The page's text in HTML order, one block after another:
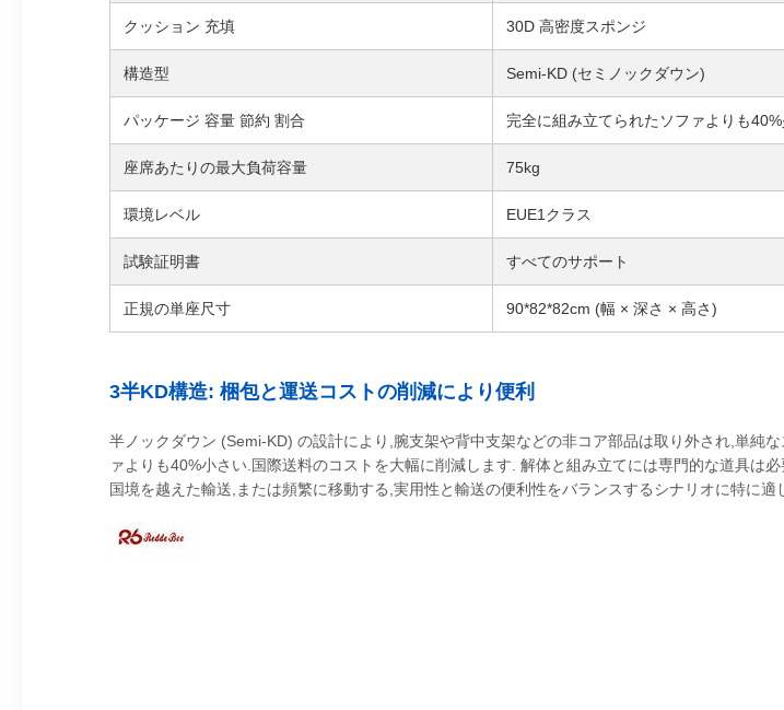
クッション 充填 30D 高密度スポンジ
構造型 Semi-KD (セミノックダウン)
パッケージ 容量 節約 割合 完全に組み立てられたソファよりも
座席あたりの最大負荷容量 75kg
環境レベル EUE1クラス
試験証明書 すべてのサポート
正規の単座尺寸 90*82*82cm (幅 × 深さ × 高さ)
3半KD構造: 梱包と運送コストの削減により便利
半ノックダウン (Semi-KD) の設計により,腕支架や背中支架などの非コア部品は取り外され,単純
ァよりも40%小さい.国際送料のコストを大幅に削減します. 解体と組み立てには専門的な道具は
国境を越えた輸送,または頻繁に移動する,実用性と輸送の便利性をバランスするシナリオに特に適